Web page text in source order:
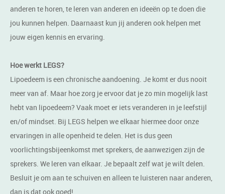
anderen te horen, te leren van anderen en ideeën op te doen die
jou kunnen helpen. Daarnaast kun jij anderen ook helpen met
jouw eigen kennis en ervaring.
Hoe werkt LEGS?
Lipoedeem is een chronische aandoening. Je komt er dus nooit
meer van af. Maar hoe zorg je ervoor dat je zo min mogelijk last
hebt van lipoedeem? Vaak moet er iets veranderen in je leefstijl
en/of mindset. Bij LEGS helpen we elkaar hiermee door onze
ervaringen in alle openheid te delen. Het is dus geen
voorlichtingsbijeenkomst met sprekers, de aanwezigen zijn de
sprekers. We leren van elkaar. Je bepaalt zelf wat je wilt delen.
Besluit je om aan te schuiven en alleen te luisteren naar anderen,
dan is dat ook goed!